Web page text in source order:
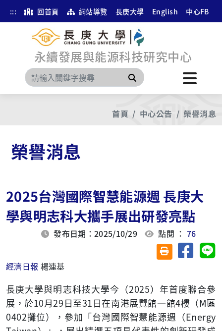
::: 回首頁 網站導覽 長庚大學 English 中心FB
永續發展與能源科技研究中心
搜尋
首頁 中心公告 榮譽消息
榮譽消息
2025台灣國際智慧能源週 長庚大
學與明志科大攜手展出研發亮點
發布日期：2025/10/29 點閱 ：76
友善列印(另開視
分享至
經濟日報 楊連基
長庚大學與明志科技大學今（2025）年首度聯合參
展，於10月29日至31日在南港展覽館一館4樓（M區
0402攤位），參加「台灣國際智慧能源週（Energy